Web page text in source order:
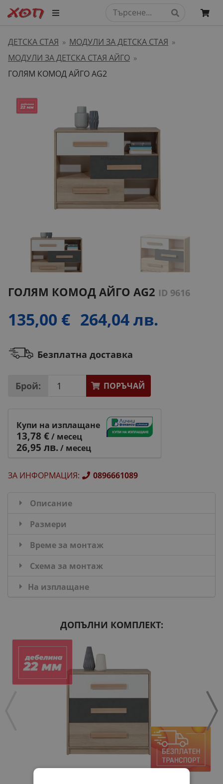
ДЕТСКА СТАЯ » МОДУЛИ ЗА ДЕТСКА СТАЯ »
МОДУЛИ ЗА ДЕТСКА СТАЯ АЙГО »
ГОЛЯМ КОМOД АЙГО AG2
ГОЛЯМ КОМOД АЙГО AG2 ID 9616
135,00 € 264,04 лв.
Безплатна доставка
Брой: ПОРЪЧАЙ
Купи на изплащане
13,78 €/ месец
26,95 лв./ месец
ЗА ИНФОРМАЦИЯ: 0896661089
Описание
Размери
Време за монтаж
Схема за монтаж
На изплащане
ДОПЪЛНИ КОМПЛЕКТ: